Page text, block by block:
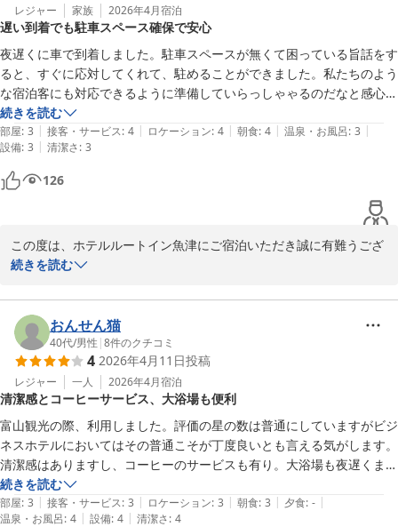
今後も、より快適にお過ごしいただける施設づくりに努めてまいり
ますので、またお近くへお越しの際はぜひご利用下さいませ。
フロント　佐藤
ホテルルートイン魚津
2026-04-22
レジャー 家族 2026年4月宿泊
遅い到着でも駐車スペース確保で安心
夜遅くに車で到着しました。駐車スペースが無くて困っている旨話をす
ると、すぐに応対してくれて、駐めることができました。私たちのよう
な宿泊客にも対応できるように準備していらっしゃゃるのだなと感心し
ました。
続きを読む
部屋: 3 | 接客・サービス: 4 | ロケーション: 4 | 朝食: 4 | 温泉・お風呂: 3 |
設備: 3 | 清潔さ: 3
126
この度は、ホテルルートイン魚津にご宿泊いただき誠に有難うござ
います。
当館の駐車場は平面駐車場と立体駐車場があり、
多くのご予約をいただいている日には
空きが少なくなることもございますが、
フロントスタッフにお尋ねいただきますと、
ご案内させていただきますので
ご安心くださいませ。
お客様からの温かいお言葉、感謝申し上げます。
また、ぜひ魚津へお越しの際には当館をご利用くださいませ。心よ
りお待ちしております。
続きを読む
おんせん猫
40代/男性 |8件のクチコミ
4 2026年4月11日投稿
レジャー 一人 2026年4月宿泊
清潔感とコーヒーサービス、大浴場も便利
富山観光の際、利用しました。評価の星の数は普通にしていますがビジ
ネスホテルにおいてはその普通こそが丁度良いとも言える気がします。
清潔感はありますし、コーヒーのサービスも有り。大浴場も夜遅くまで
利用できるので便利です。周辺にもお店がたくさんありますので不自由
もないと思います。
続きを読む
部屋: 3 | 接客・サービス: 3 | ロケーション: 3 | 朝食: 3 | 夕食: - |
温泉・お風呂: 4 | 設備: 4 | 清潔さ: 4